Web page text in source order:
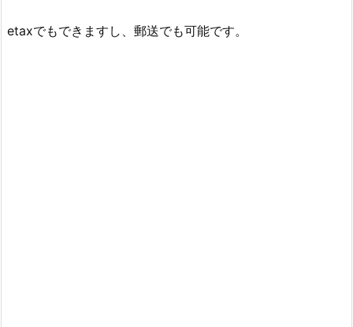
etaxでもできますし、郵送でも可能です。